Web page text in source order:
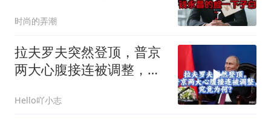
我
时尚的弄潮
拉夫罗夫突然登顶，普京
两大心腹接连被调整，究
Hello吖小志